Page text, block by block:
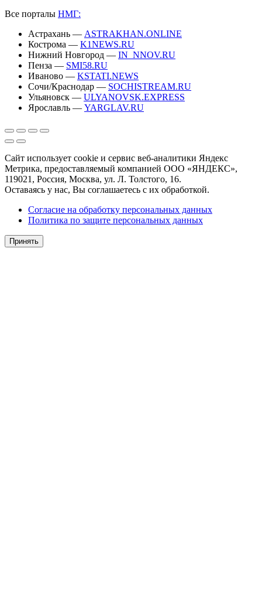
Все порталы НМГ:
Астрахань — ASTRAKHAN.ONLINE
Кострома — K1NEWS.RU
Нижний Новгород — IN_NNOV.RU
Пенза — SMI58.RU
Иваново — KSTATI.NEWS
Сочи/Краснодар — SOCHISTREAM.RU
Ульяновск — ULYANOVSK.EXPRESS
Ярославль — YARGLAV.RU
Сайт использует cookie и сервис веб-аналитики Яндекс
Метрика, предоставляемый компанией ООО «ЯНДЕКС»,
119021, Россия, Москва, ул. Л. Толстого, 16.
Оставаясь у нас, Вы соглашаетесь с их обработкой.
Согласие на обработку персональных данных
Политика по защите персональных данных
Принять